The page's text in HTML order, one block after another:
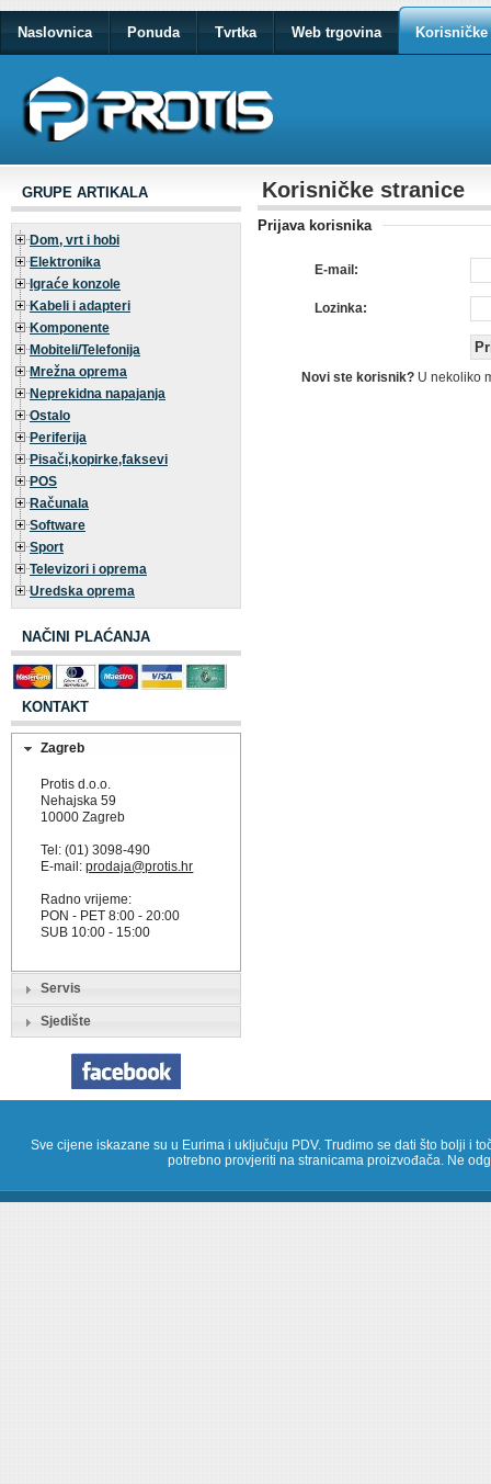
Naslovnica Ponuda Tvrtka Web trgovina Korisničke
GRUPE ARTIKALA
Dom, vrt i hobi
Elektronika
Igraće konzole
Kabeli i adapteri
Komponente
Mobiteli/Telefonija
Mrežna oprema
Neprekidna napajanja
Ostalo
Periferija
Pisači,kopirke,faksevi
POS
Računala
Software
Sport
Televizori i oprema
Uredska oprema
NAČINI PLAĆANJA
KONTAKT
Zagreb
Protis d.o.o.
Nehajska 59
10000 Zagreb
Tel: (01) 3098-490
E-mail:prodaja@protis.hr
Radno vrijeme:
PON - PET 8:00 - 20:00
SUB 10:00 - 15:00
Servis
Sjedište
Korisničke stranice
Prijava korisnika
E-mail:
Lozinka:
Novi ste korisnik? U nekoliko
Sve cijene iskazane su u Eurima i uključuju PDV. Trudimo se dati što bolji i
potrebno provjeriti na stranicama proizvođača. Ne